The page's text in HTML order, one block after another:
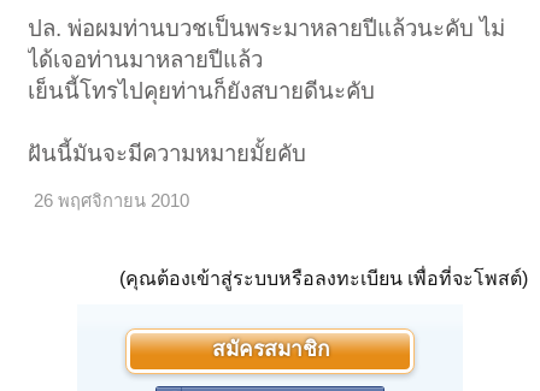
ปล. พ่อผมท่านบวชเป็นพระมาหลายปีแล้วนะคับ ไม่
ได้เจอท่านมาหลายปีแล้ว
เย็นนี้โทรไปคุยท่านก็ยังสบายดีนะคับ
ฝันนี้มันจะมีความหมายมั้ยคับ
26 พฤศจิกายน 2010
(คุณต้องเข้าสู่ระบบหรือลงทะเบียน เพื่อที่จะโพสต์)
สมัครสมาชิก